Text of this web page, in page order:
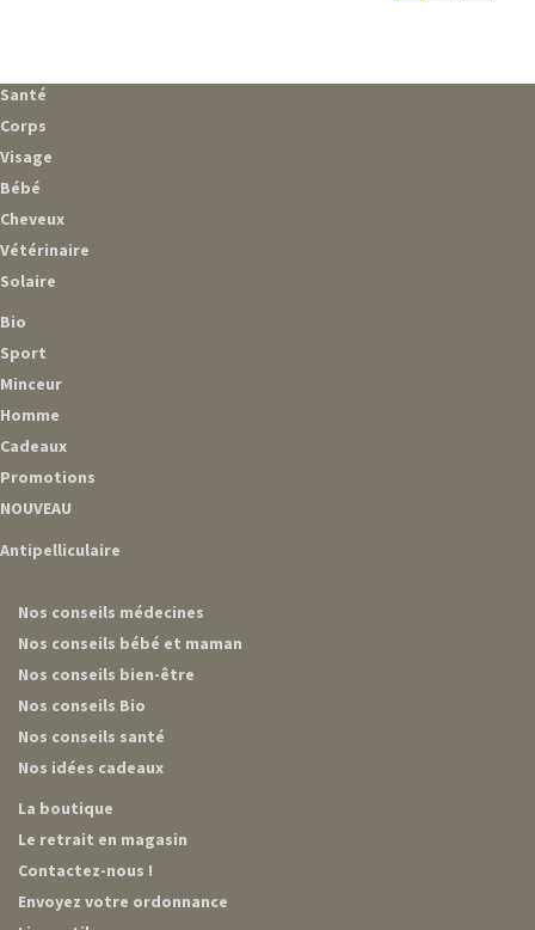
Santé
Corps
Visage
Bébé
Cheveux
Vétérinaire
Solaire
Bio
Sport
Minceur
Homme
Cadeaux
Promotions
NOUVEAU
Antipelliculaire
Nos conseils médecines
Nos conseils bébé et maman
Nos conseils bien-être
Nos conseils Bio
Nos conseils santé
Nos idées cadeaux
La boutique
Le retrait en magasin
Contactez-nous !
Envoyez votre ordonnance